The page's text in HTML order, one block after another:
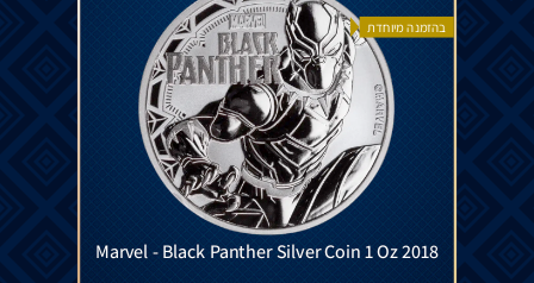
בהזמנה מיוחדת
Marvel - Black Panther Silver Coin 1 Oz 2018